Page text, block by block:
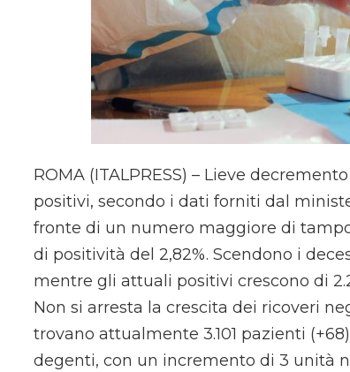
ROMA (ITALPRESS) – Lieve
positivi, secondo i dati forniti dal
fronte di un numero maggiore di
di positività del 2,82%. Scendono i
mentre gli attuali positivi crescono di
Non si arresta la crescita dei ricoveri
trovano attualmente 3.101 pazienti
degenti, con un incremento di 3 unità